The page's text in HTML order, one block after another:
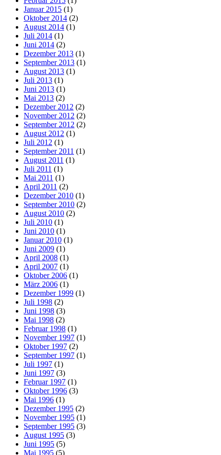
Januar 2015 (1)
Oktober 2014 (2)
August 2014 (1)
Juli 2014 (1)
Juni 2014 (2)
Dezember 2013 (1)
September 2013 (1)
August 2013 (1)
Juli 2013 (1)
Juni 2013 (1)
Mai 2013 (2)
Dezember 2012 (2)
November 2012 (2)
September 2012 (2)
August 2012 (1)
Juli 2012 (1)
September 2011 (1)
August 2011 (1)
Juli 2011 (1)
Mai 2011 (1)
April 2011 (2)
Dezember 2010 (1)
September 2010 (2)
August 2010 (2)
Juli 2010 (1)
Juni 2010 (1)
Januar 2010 (1)
Juni 2009 (1)
April 2008 (1)
April 2007 (1)
Oktober 2006 (1)
März 2006 (1)
Dezember 1999 (1)
Juli 1998 (2)
Juni 1998 (3)
Mai 1998 (2)
Februar 1998 (1)
November 1997 (1)
Oktober 1997 (2)
September 1997 (1)
Juli 1997 (1)
Juni 1997 (3)
Februar 1997 (1)
Oktober 1996 (3)
Mai 1996 (1)
Dezember 1995 (2)
November 1995 (1)
September 1995 (3)
August 1995 (3)
Juni 1995 (5)
Mai 1995 (5)